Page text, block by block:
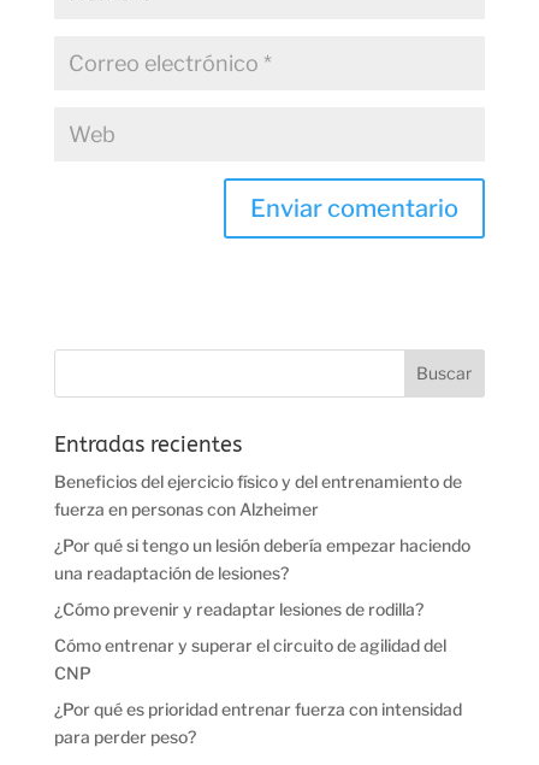
Entradas recientes
Beneficios del ejercicio físico y del entrenamiento de
fuerza en personas con Alzheimer
¿Por qué si tengo un lesión debería empezar haciendo
una readaptación de lesiones?
¿Cómo prevenir y readaptar lesiones de rodilla?
Cómo entrenar y superar el circuito de agilidad del
CNP
¿Por qué es prioridad entrenar fuerza con intensidad
para perder peso?